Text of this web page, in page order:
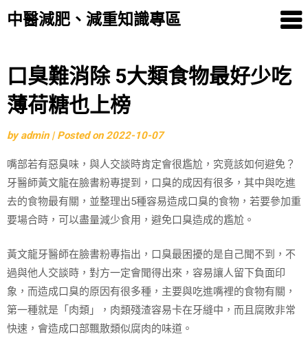
中醫減肥、減重知識專區
Skip
to
content
口臭難消除 5大類食物最好少吃
薄荷糖也上榜
byadmin | Posted on2022-10-07
嘴部若有惡臭味，與人交談時肯定會很尷尬，究竟該如何避免？
牙醫師黃文龍在臉書粉專提到，口臭的成因有很多，其中與吃進
去的食物最有關，並整理出5種容易造成口臭的食物，若要參加重
要場合時，可以盡量減少食用，避免口臭造成的尷尬。
黃文龍牙醫師在臉書粉專指出，口臭最困擾的是自己聞不到，不
過與他人交談時，對方一定會聞得出來，容易讓人留下負面印
象，而造成口臭的原因有很多種，主要與吃進嘴裡的食物有關，
第一種就是「肉類」，肉類殘渣容易卡在牙縫中，而且腐敗非常
快速，會造成口部飄散類似腐肉的味道。